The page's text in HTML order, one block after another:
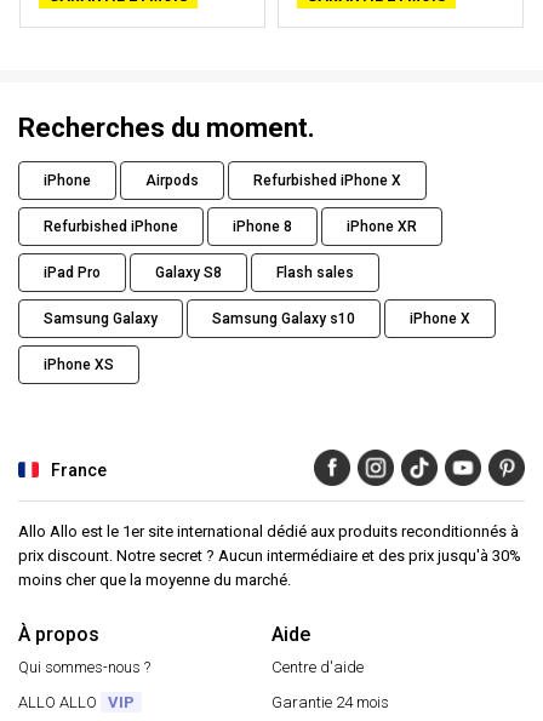
Recherches du moment.
iPhone Airpods Refurbished iPhone X
Refurbished iPhone iPhone 8 iPhone XR
iPad Pro Galaxy S8 Flash sales
Samsung Galaxy Samsung Galaxy s10 iPhone X
iPhone XS
France
Allo Allo est le 1er site international dédié aux produits reconditionnés à
prix discount. Notre secret ? Aucun intermédiaire et des prix jusqu'à 30%
moins cher que la moyenne du marché.
À propos
Qui sommes-nous ?
ALLO ALLO
VIP
Aide
Centre d'aide
Garantie 24 mois